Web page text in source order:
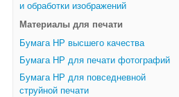
и обработки изображений
Материалы для печати
Бумага HP высшего качества
Бумага HP для печати фотографий
Бумага HP для повседневной
струйной печати